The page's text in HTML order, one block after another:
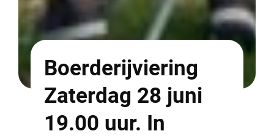
Boerderijviering
Zaterdag 28 juni
19.00 uur. In